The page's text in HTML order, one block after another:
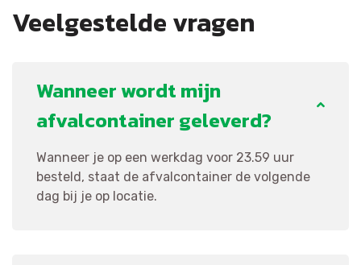
Veelgestelde vragen
Wanneer wordt mijn
afvalcontainer geleverd?
Wanneer je op een werkdag voor 23.59 uur
besteld, staat de afvalcontainer de volgende
dag bij je op locatie.